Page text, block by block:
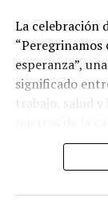
La celebración
“Peregrinamos
esperanza”,
significado
trabajo, salud y
La imagen del
6700 y fue
las calles del